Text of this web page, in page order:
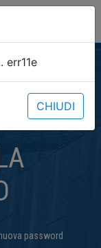
password
err11e
CHIUDI